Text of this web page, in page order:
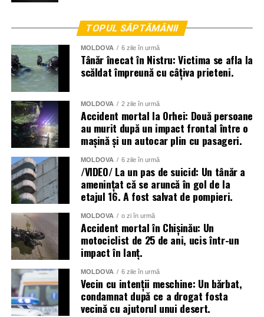
aproape două mii de angajați ai Ministerului Afacerilor
Interne, dar și toate serviciile specializate de nivel local,
raional și național.
Menționăm că meteorologii prognozează vreme instabilă
și pentru următoarele zile.
TOPUL SĂPTĂMÂNII
MOLDOVA 6 zile în urmă
Tânăr înecat în Nistru: Victima se afla la
scăldat împreună cu câțiva prieteni.
MOLDOVA 2 zile în urmă
Accident mortal la Orhei: Două persoane
au murit după un impact frontal între o
mașină și un autocar plin cu pasageri.
MOLDOVA 6 zile în urmă
/VIDEO/ La un pas de suicid: Un tânăr a
amenințat că se aruncă în gol de la
etajul 16. A fost salvat de pompieri.
MOLDOVA o zi în urmă
Accident mortal în Chișinău: Un
motociclist de 25 de ani, ucis într-un
impact în lanț.
MOLDOVA 6 zile în urmă
Vecin cu intenții meschine: Un bărbat,
condamnat după ce a drogat fosta
vecină cu ajutorul unui desert.